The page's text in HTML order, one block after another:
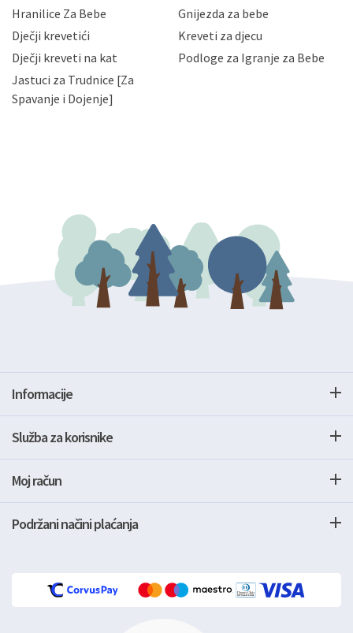
slučajevima koji su dozvoljeni zakonima. Napominjemo
da možete u svako doba, u potpunosti ili djelomice,
zatražiti prestanak aktivnosti obrade Vaših osobnih
podataka. Opoziv privole možete podnijeti poštom na
gore navedenu adresu ili e-mailom na adresu:
Hranilice Za Bebe
Gnijezda za bebe
Dječji krevetići
Kreveti za djecu
Dječji kreveti na kat
Podloge za Igranje za Bebe
Jastuci za Trudnice [Za
Spavanje i Dojenje]
Informacije
Služba za korisnike
Moj račun
Podržani načini plaćanja